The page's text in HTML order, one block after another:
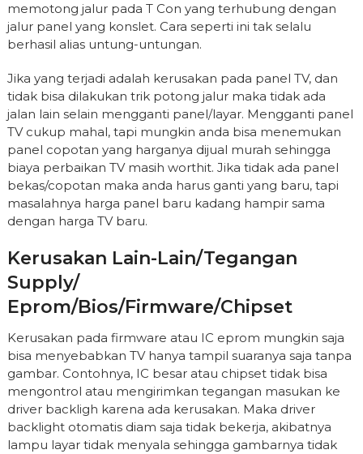
memotong jalur pada T Con yang terhubung dengan
jalur panel yang konslet. Cara seperti ini tak selalu
berhasil alias untung-untungan.
Jika yang terjadi adalah kerusakan pada panel TV, dan
tidak bisa dilakukan trik potong jalur maka tidak ada
jalan lain selain mengganti panel/layar. Mengganti panel
TV cukup mahal, tapi mungkin anda bisa menemukan
panel copotan yang harganya dijual murah sehingga
biaya perbaikan TV masih worthit. Jika tidak ada panel
bekas/copotan maka anda harus ganti yang baru, tapi
masalahnya harga panel baru kadang hampir sama
dengan harga TV baru.
Kerusakan Lain-Lain/tegangan
Supply/
Eprom/bios/firmware/chipset
Kerusakan pada firmware atau IC eprom mungkin saja
bisa menyebabkan TV hanya tampil suaranya saja tanpa
gambar. Contohnya, IC besar atau chipset tidak bisa
mengontrol atau mengirimkan tegangan masukan ke
driver backligh karena ada kerusakan. Maka driver
backlight otomatis diam saja tidak bekerja, akibatnya
lampu layar tidak menyala sehingga gambarnya tidak